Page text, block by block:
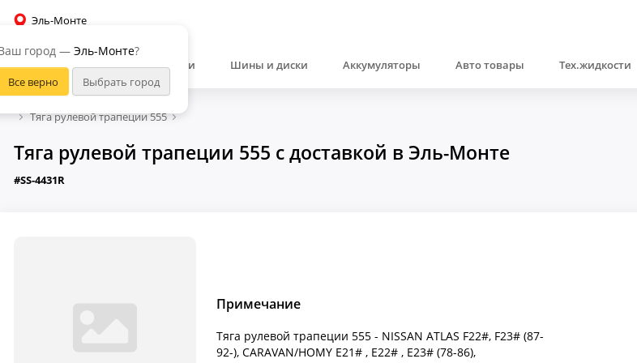
Эль-Монте
город — Эль-Монте?
Автозапчасти Шины и диски Аккумуляторы Авто товары Тех.жидкости
Тяга рулевой трапеции 555
Тяга рулевой трапеции 555 с доставкой в Эль-Монте
#SS-4431R
Примечание
Тяга рулевой трапеции 555 - NISSAN ATLAS F22#, F23# (87-
92-), CARAVAN/HOMY E21# , E22# , E23# (78-86),